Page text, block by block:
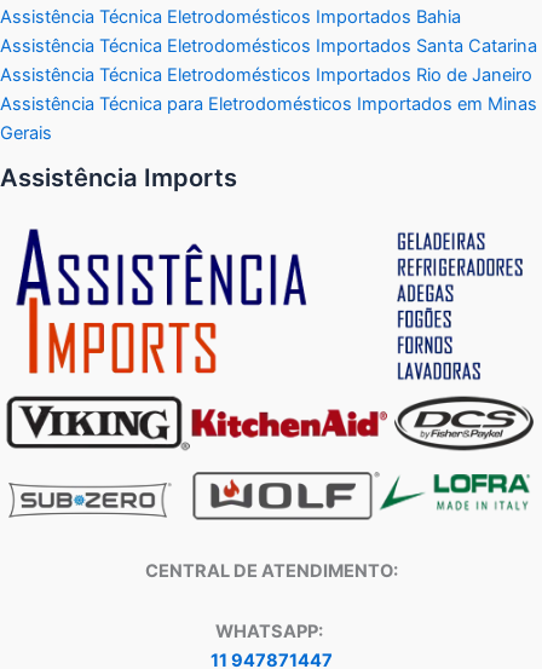
Assistência Técnica Eletrodomésticos Importados Bahia
Assistência Técnica Eletrodomésticos Importados Santa Catarina
Assistência Técnica Eletrodomésticos Importados Rio de Janeiro
Assistência Técnica para Eletrodomésticos Importados em Minas
Gerais
Assistência Imports
CENTRAL DE ATENDIMENTO:
WHATSAPP:
11 947871447